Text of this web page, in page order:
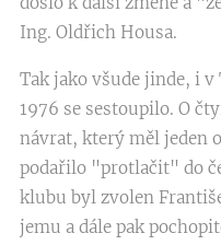
Ing. Oldřich Housa.
Tak jako všude jinde, i
1976 se sestoupilo. O
návrat, který měl jeden
podařilo "protlačit" do
klubu byl zvolen
jemu a dále pak